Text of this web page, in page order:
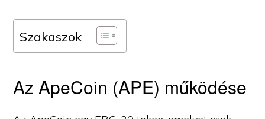
Szakaszok
Az ApeCoin (APE) működése